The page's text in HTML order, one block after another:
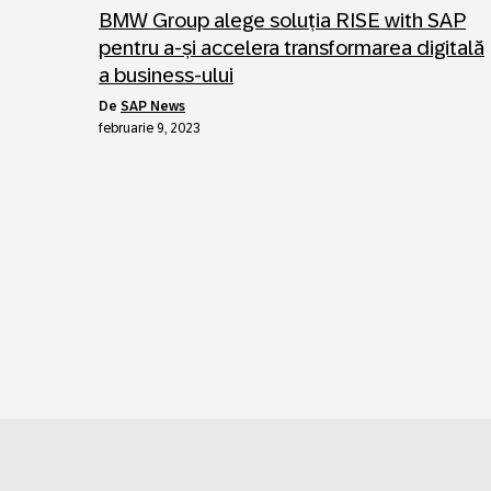
BMW Group alege soluția RISE with SAP
pentru a-și accelera transformarea digitală
a business-ului
de SAP News
februarie 9, 2023